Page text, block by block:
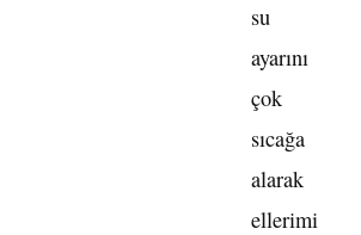
su
ayarını
çok
sıcağa
alarak
ellerimi